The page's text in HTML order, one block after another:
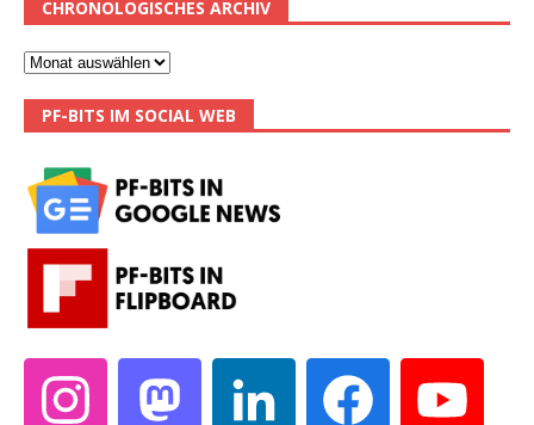
CHRONOLOGISCHES ARCHIV
PF-BITS IM SOCIAL WEB